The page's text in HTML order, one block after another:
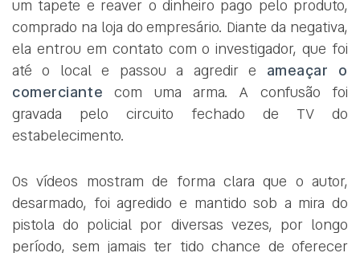
um tapete e reaver o dinheiro pago pelo produto,
comprado na loja do empresário. Diante da negativa,
ela entrou em contato com o investigador, que foi
até o local e passou a agredir e ameaçar o
comerciante com uma arma. A confusão foi
gravada pelo circuito fechado de TV do
estabelecimento.
Os vídeos mostram de forma clara que o autor,
desarmado, foi agredido e mantido sob a mira do
pistola do policial por diversas vezes, por longo
período, sem jamais ter tido chance de oferecer